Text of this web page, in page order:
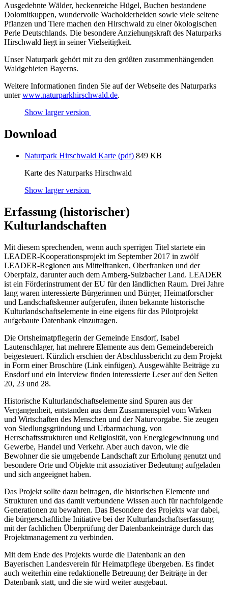
Ausgedehnte Wälder, heckenreiche Hügel, Buchen bestandene
Dolomitkuppen, wundervolle Wacholderheiden sowie viele seltene
Pflanzen und Tiere machen den Hirschwald zu einer ökologischen
Perle Deutschlands. Die besondere Anziehungskraft des Naturparks
Hirschwald liegt in seiner Vielseitigkeit.
Unser Naturpark gehört mit zu den größten zusammenhängenden
Waldgebieten Bayerns.
Weitere Informationen finden Sie auf der Webseite des Naturparks
unterwww.naturparkhirschwald.de.
Show larger version
Download
Naturpark Hirschwald Karte (pdf) 849 KB
Karte des Naturparks Hirschwald
Show larger version
Erfassung (historischer)
Kulturlandschaften
Mit diesem sprechenden, wenn auch sperrigen Titel startete ein
LEADER-Kooperationsprojekt im September 2017 in zwölf
LEADER-Regionen aus Mittelfranken, Oberfranken und der
Oberpfalz, darunter auch dem Amberg-Sulzbacher Land. LEADER
ist ein Förderinstrument der EU für den ländlichen Raum. Drei Jahre
lang waren interessierte Bürgerinnen und Bürger, Heimatforscher
und Landschaftskenner aufgerufen, ihnen bekannte historische
Kulturlandschaftselemente in eine eigens für das Pilotprojekt
aufgebaute Datenbank einzutragen.
Die Ortsheimatpflegerin der Gemeinde Ensdorf, Isabel
Lautenschlager, hat mehrere Elemente aus dem Gemeindebereich
beigesteuert. Kürzlich erschien der Abschlussbericht zu dem Projekt
in Form einer Broschüre (Link einfügen). Ausgewählte Beiträge zu
Ensdorf und ein Interview finden interessierte Leser auf den Seiten
20, 23 und 28.
Historische Kulturlandschaftselemente sind Spuren aus der
Vergangenheit, entstanden aus dem Zusammenspiel vom Wirken
und Wirtschaften des Menschen und der Naturvorgabe. Sie zeugen
von Siedlungsgründung und Urbarmachung, von
Herrschaftsstrukturen und Religiosität, von Energiegewinnung und
Gewerbe, Handel und Verkehr. Aber auch davon, wie die
Bewohner die sie umgebende Landschaft zur Erholung genutzt und
besondere Orte und Objekte mit assoziativer Bedeutung aufgeladen
und sich angeeignet haben.
Das Projekt sollte dazu beitragen, die historischen Elemente und
Strukturen und das damit verbundene Wissen auch für nachfolgende
Generationen zu bewahren. Das Besondere des Projekts war dabei,
die bürgerschaftliche Initiative bei der Kulturlandschaftserfassung
mit der fachlichen Überprüfung der Datenbankeinträge durch das
Projektmanagement zu verbinden.
Mit dem Ende des Projekts wurde die Datenbank an den
Bayerischen Landesverein für Heimatpflege übergeben. Es findet
auch weiterhin eine redaktionelle Betreuung der Beiträge in der
Datenbank statt, und die sie wird weiter ausgebaut.